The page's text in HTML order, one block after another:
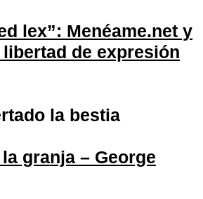
lex”: Menéame.net y
de expresión
la bestia
granja – George